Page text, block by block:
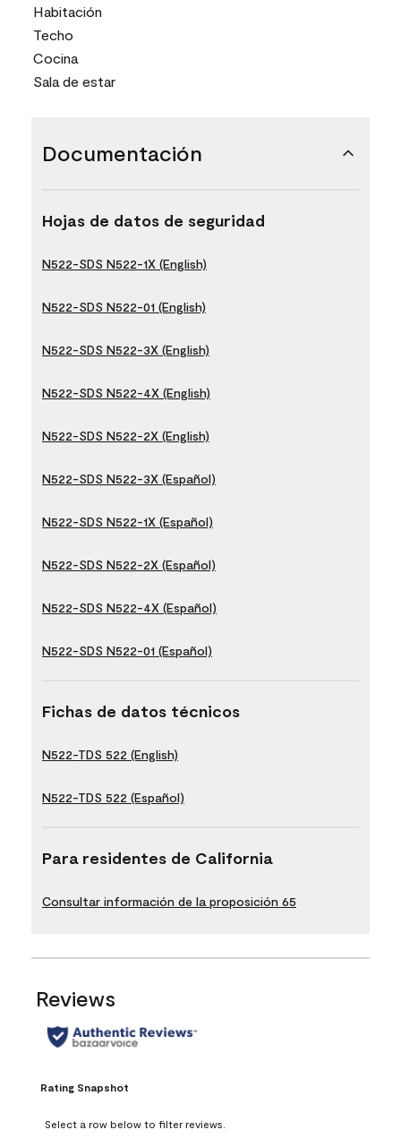
Habitación
Techo
Cocina
Sala de estar
Documentación
Hojas de datos de seguridad
N522-SDS N522-1X (English)
N522-SDS N522-01 (English)
N522-SDS N522-3X (English)
N522-SDS N522-4X (English)
N522-SDS N522-2X (English)
N522-SDS N522-3X (Español)
N522-SDS N522-1X (Español)
N522-SDS N522-2X (Español)
N522-SDS N522-4X (Español)
N522-SDS N522-01 (Español)
Fichas de datos técnicos
N522-TDS 522 (English)
N522-TDS 522 (Español)
Para residentes de California
Consultar información de la proposición 65
Reviews
Rating Snapshot
Select a row below to filter reviews.